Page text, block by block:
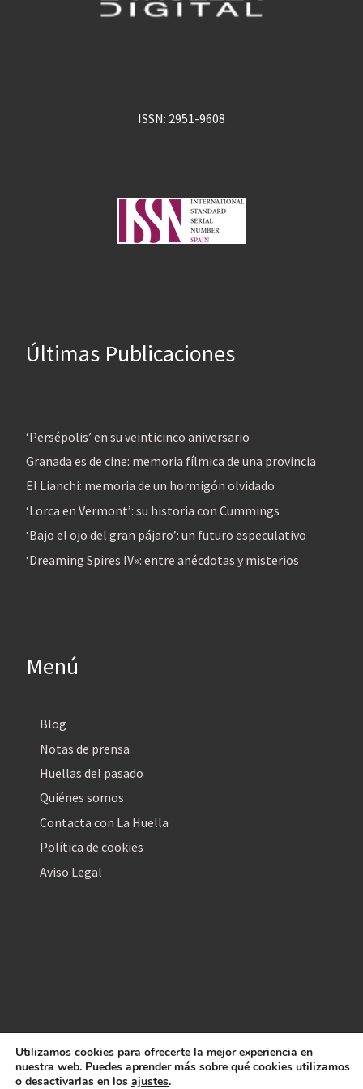
ISSN: 2951-9608
Últimas Publicaciones
‘Persépolis’ en su veinticinco aniversario
Granada es de cine: memoria fílmica de una provincia
El Lianchi: memoria de un hormigón olvidado
‘Lorca en Vermont’: su historia con Cummings
‘Bajo el ojo del gran pájaro’: un futuro especulativo
‘Dreaming Spires IV»: entre anécdotas y misterios
Menú
Blog
Notas de prensa
Huellas del pasado
Quiénes somos
Contacta con La Huella
Política de cookies
Aviso Legal
© 2026La Huella Digital– Todos los derechos reservados
Utilizamos cookies para ofrecerte la mejor experiencia en
nuestra web. Puedes aprender más sobre qué cookies utilizamos
o desactivarlas en los ajustes.